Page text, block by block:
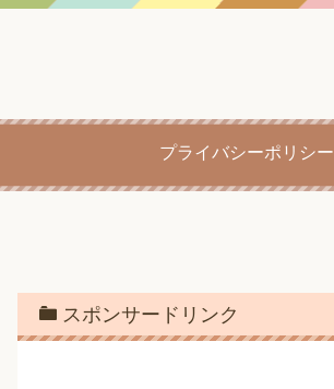
プライバシーポリシー
スポンサードリンク